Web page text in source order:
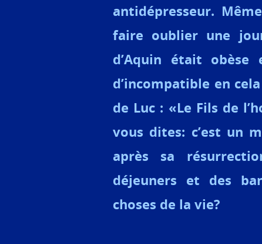
antidépresseur.
faire oublier une
d’Aquin était
d’incompatible en
de Luc : «Le Fils de
vous dites: c’est un
après sa
déjeuners et des
choses de la vie?